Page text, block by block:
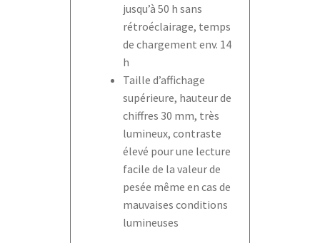
jusqu’à 50 h sans
rétroéclairage, temps
de chargement env. 14
h
Taille d’affichage
supérieure, hauteur de
chiffres 30 mm, très
lumineux, contraste
élevé pour une lecture
facile de la valeur de
pesée même en cas de
mauvaises conditions
lumineuses